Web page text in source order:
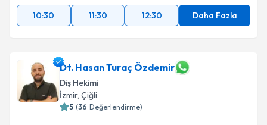
10:30
11:30 12:30 Daha Fazla
Dt. Hasan Turaç Özdemir
Diş Hekimi
İzmir, Çiğli
5 (36 Değerlendirme)